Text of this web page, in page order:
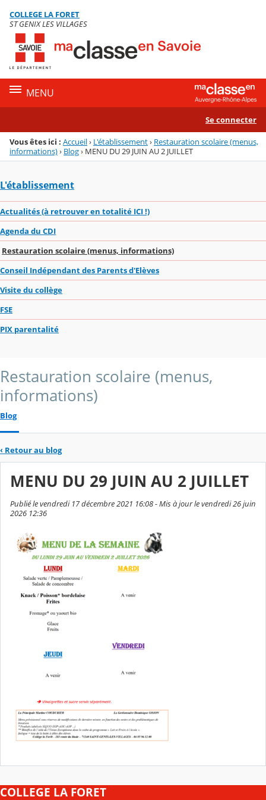
Menu de la rubrique
Contenu
COLLEGE LA FORET
ST GENIX LES VILLAGES
MENU
Se connecter
Vous êtes ici : Accueil› L'établissement› Restauration scolaire (menus,
informations)› Blog› MENU DU 29 JUIN AU 2 JUILLET
L'établissement
Actualités (à retrouver en totalité ICI !)
Agenda du CDI
Restauration scolaire (menus, informations)
Conseil Indépendant des Parents d'Elèves
Visite du collège
FSE
PIX parentalité
Restauration scolaire (menus,
informations)
Blog
‹ Retour au blog
MENU DU 29 JUIN AU 2 JUILLET
Publié le vendredi 17 décembre 2021 16:08 - Mis à jour le vendredi 26 juin
2026 12:36
COLLEGE LA FORET